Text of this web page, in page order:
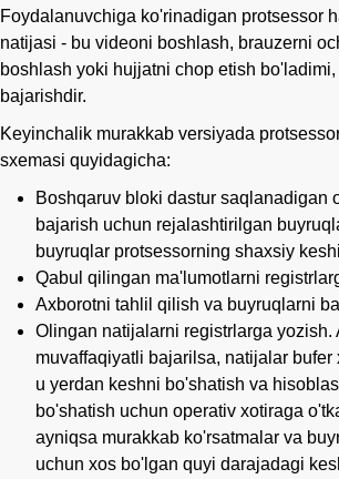
Foydalanuvchiga ko'rinadigan protsessor
natijasi - bu videoni boshlash, brauzerni
boshlash yoki hujjatni chop etish
bajarishdir.
Keyinchalik murakkab versiyada
sxemasi quyidagicha:
Boshqaruv bloki dastur saqlanadigan
bajarish uchun rejalashtirilgan
buyruqlar protsessorning shaxsiy
Qabul qilingan ma'lumotlarni
Axborotni tahlil qilish va buyruqlarni
Olingan natijalarni registrlarga yozish.
muvaffaqiyatli bajarilsa, natijalar bufer
u yerdan keshni bo'shatish va
bo'shatish uchun operativ xotiraga
ayniqsa murakkab ko'rsatmalar va
uchun xos bo'lgan quyi darajadagi